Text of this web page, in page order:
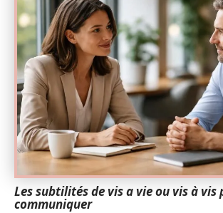
Les subtilités de vis a vie ou vis à vis
communiquer